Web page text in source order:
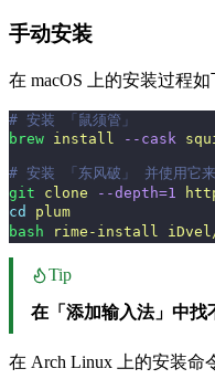
手动安装
在 macOS 上的安装过程如
# 安装 「鼠须管」
brew install --cask
# 安装 「东风破」 并使用它来
git clone --depth=1
cd
plum
bash rime-install
Tip
在「添加输入法」中找
在 Arch Linux 上的安装命